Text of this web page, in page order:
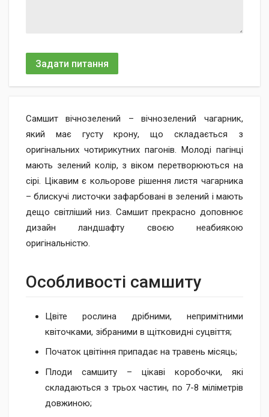
Задати питання
Самшит вічнозелений – вічнозелений чагарник,
який має густу крону, що складається з
оригінальних чотирикутних пагонів. Молоді пагінці
мають зелений колір, з віком перетворюються на
сірі. Цікавим є кольорове рішення листя чагарника
– блискучі листочки зафарбовані в зелений і мають
дещо світліший низ. Самшит прекрасно доповнює
дизайн ландшафту своєю неабиякою
оригінальністю.
Особливості самшиту ​
Цвіте рослина дрібними, непримітними
квіточками, зібраними в щітковидні суцвіття;
Початок цвітіння припадає на травень місяць;
Плоди самшиту – цікаві коробочки, які
складаються з трьох частин, по 7-8 міліметрів
довжиною;